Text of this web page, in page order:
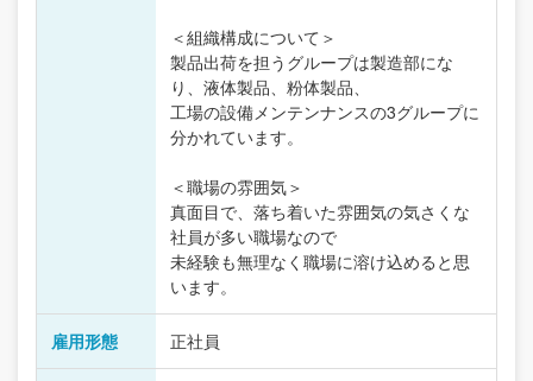
＜組織構成について＞
製品出荷を担うグループは製造部にな
り、液体製品、粉体製品、
工場の設備メンテンナンスの3グループに
分かれています。
＜職場の雰囲気＞
真面目で、落ち着いた雰囲気の気さくな
社員が多い職場なので
未経験も無理なく職場に溶け込めると思
います。
雇用形態 正社員